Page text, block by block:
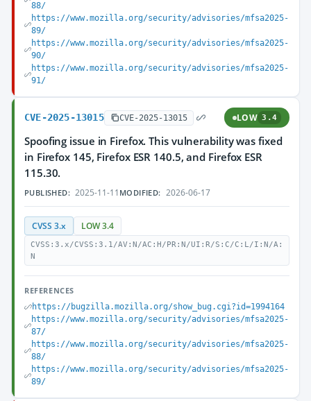
88/
https://www.mozilla.org/security/advisories/mfsa2025-
89/
https://www.mozilla.org/security/advisories/mfsa2025-
90/
https://www.mozilla.org/security/advisories/mfsa2025-
91/
CVE-2025-13015 CVE-2025-13015 LOW 3.4
Spoofing issue in Firefox. This vulnerability was fixed
in Firefox 145, Firefox ESR 140.5, and Firefox ESR
115.30.
PUBLISHED: 2025-11-11 MODIFIED: 2026-06-17
CVSS 3.x LOW 3.4
CVSS:3.x/CVSS:3.1/AV:N/AC:H/PR:N/UI:R/S:C/C:L/I:N/A:
N
REFERENCES
https://bugzilla.mozilla.org/show_bug.cgi?id=1994164
https://www.mozilla.org/security/advisories/mfsa2025-
87/
https://www.mozilla.org/security/advisories/mfsa2025-
88/
https://www.mozilla.org/security/advisories/mfsa2025-
89/